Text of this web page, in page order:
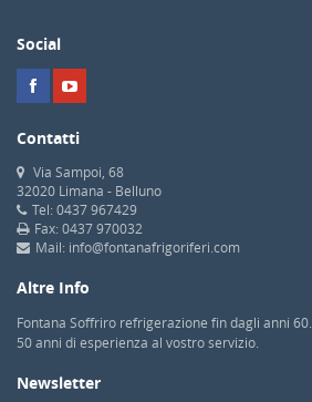
Social
Contatti
Via Sampoi, 68
32020 Limana - Belluno
Tel: 0437 967429
Fax: 0437 970032
Mail: info@fontanafrigoriferi.com
Altre Info
Fontana Soffriro refrigerazione fin dagli anni 60.
50 anni di esperienza al vostro servizio.
Newsletter